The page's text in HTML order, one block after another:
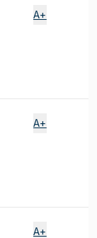
A+
A+
A+